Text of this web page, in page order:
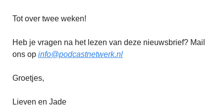
Tot over twee weken!
Heb je vragen na het lezen van deze nieuwsbrief? Mail
ons op info@podcastnetwerk.nl
Groetjes,
Lieven en Jade